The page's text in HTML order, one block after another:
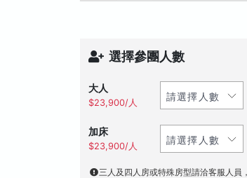
選擇參團人數
大人
$23,900/人
加床
$23,900/人
三人及四人房或特殊房型請洽客服人員